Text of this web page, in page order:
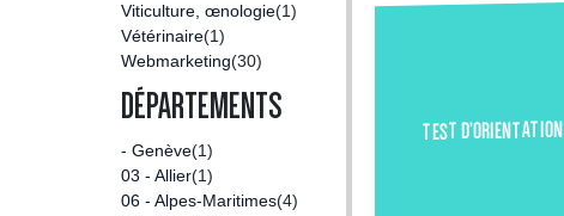
Viticulture, œnologie(1)
Vétérinaire(1)
Webmarketing(30)
DÉPARTEMENTS
- Genève(1)
03 - Allier(1)
06 - Alpes-Maritimes(4)
TEST D’ORIENTATION